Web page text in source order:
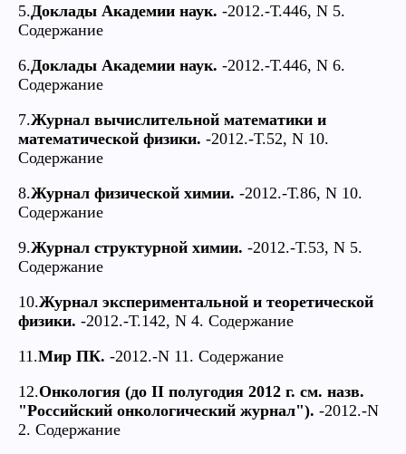
5.Доклады Академии наук. -2012.-Т.446, N 5.
Содержание
6.Доклады Академии наук. -2012.-Т.446, N 6.
Содержание
7.Журнал вычислительной математики и
математической физики. -2012.-Т.52, N 10.
Содержание
8.Журнал физической химии. -2012.-Т.86, N 10.
Содержание
9.Журнал структурной химии. -2012.-Т.53, N 5.
Содержание
10.Журнал экспериментальной и теоретической
физики. -2012.-Т.142, N 4. Содержание
11.Мир ПК. -2012.-N 11. Содержание
12.Онкология (до II полугодия 2012 г. см. назв.
"Российский онкологический журнал"). -2012.-N
2. Содержание